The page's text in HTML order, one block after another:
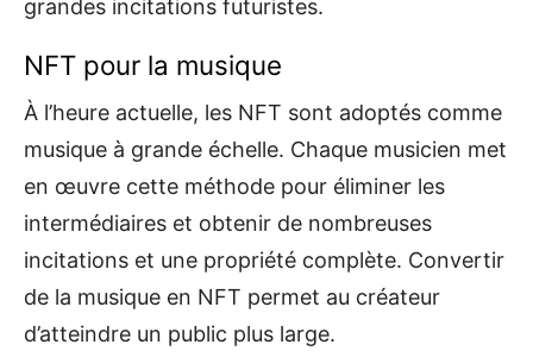
grandes incitations futuristes.
NFT pour la musique
À l’heure actuelle, les NFT sont adoptés comme
musique à grande échelle. Chaque musicien met
en œuvre cette méthode pour éliminer les
intermédiaires et obtenir de nombreuses
incitations et une propriété complète. Convertir
de la musique en NFT permet au créateur
d’atteindre un public plus large.